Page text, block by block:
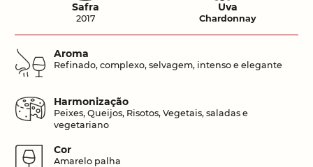
Safra
2017
Uva
Chardonnay
Aroma
Refinado, complexo, selvagem, intenso e elegante
Harmonização
Peixes, Queijos, Risotos, Vegetais, saladas e
vegetariano
Cor
Amarelo palha